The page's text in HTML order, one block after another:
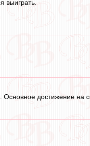
выиграть.
Основное достижение на